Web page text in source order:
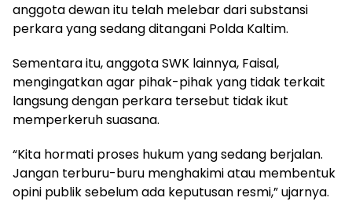
anggota dewan itu telah melebar dari substansi
perkara yang sedang ditangani Polda Kaltim.
Sementara itu, anggota SWK lainnya, Faisal,
mengingatkan agar pihak-pihak yang tidak terkait
langsung dengan perkara tersebut tidak ikut
memperkeruh suasana.
“Kita hormati proses hukum yang sedang berjalan.
Jangan terburu-buru menghakimi atau membentuk
opini publik sebelum ada keputusan resmi,” ujarnya.